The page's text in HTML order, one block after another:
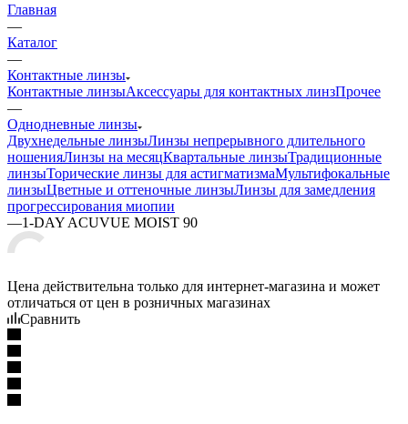
Главная
—
Каталог
—
Контактные линзы
Контактные линзыАксессуары для контактных линзПрочее
—
Однодневные линзы
Двухнедельные линзыЛинзы непрерывного длительного
ношенияЛинзы на месяцКвартальные линзыТрадиционные
линзыТорические линзы для астигматизмаМультифокальные
линзыЦветные и оттеночные линзыЛинзы для замедления
прогрессирования миопии
—1-DAY ACUVUE MOIST 90
Цена действительна только для интернет-магазина и может
отличаться от цен в розничных магазинах
Сравнить